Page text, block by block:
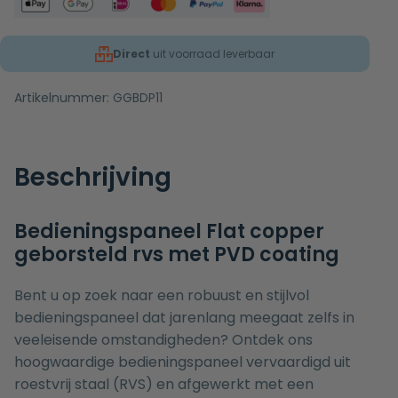
Direct uit voorraad leverbaar
Artikelnummer: GGBDP11
Beschrijving
Bedieningspaneel Flat copper
geborsteld rvs met PVD coating
Bent u op zoek naar een robuust en stijlvol
bedieningspaneel dat jarenlang meegaat zelfs in
veeleisende omstandigheden? Ontdek ons
hoogwaardige bedieningspaneel vervaardigd uit
roestvrij staal (RVS) en afgewerkt met een